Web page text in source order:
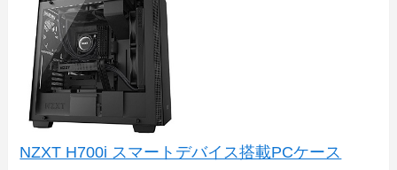
NZXT H700i スマートデバイス搭載PCケース